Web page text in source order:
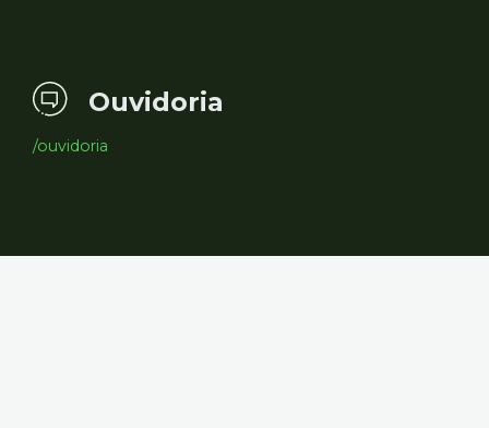
Ouvidoria
/ouvidoria